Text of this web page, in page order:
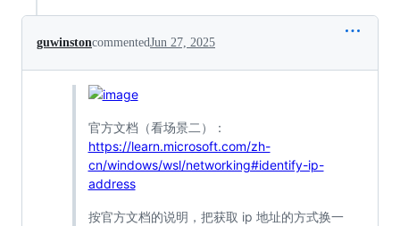
guwinstoncommentedJun 27, 2025
官方文档（看场景二）：
https://learn.microsoft.com/zh-
cn/windows/wsl/networking#identify-ip-
address
按官方文档的说明，把获取 ip 地址的方式换一